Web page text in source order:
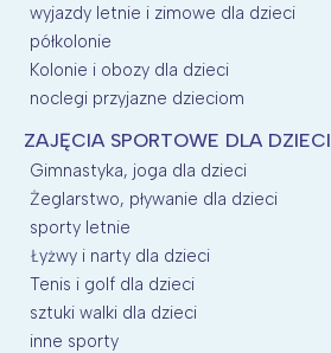
wyjazdy letnie i zimowe dla dzieci
półkolonie
Kolonie i obozy dla dzieci
noclegi przyjazne dzieciom
ZAJĘCIA SPORTOWE DLA DZIECI
Gimnastyka, joga dla dzieci
Żeglarstwo, pływanie dla dzieci
sporty letnie
Łyżwy i narty dla dzieci
Tenis i golf dla dzieci
sztuki walki dla dzieci
inne sporty